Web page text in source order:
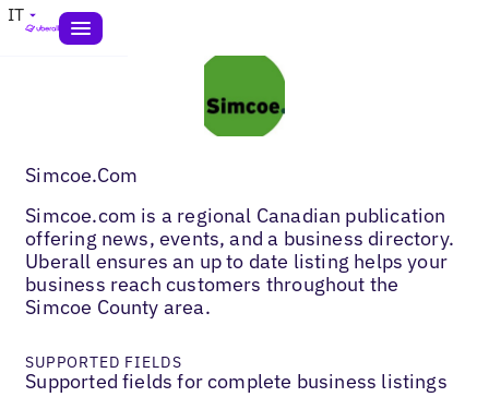
IT
Simcoe.Com
Simcoe.com is a regional Canadian publication
offering news, events, and a business directory.
Uberall ensures an up to date listing helps your
business reach customers throughout the
Simcoe County area.
SUPPORTED FIELDS
Supported fields for complete business listings